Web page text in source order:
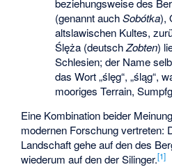
beziehungsweise des
(genannt auchSobótka),
altslawischen Kultes,
Ślęża (deutschZobten)
Schlesien; der Name
das Wort „ślęg“, „śląg“,
mooriges Terrain,
Eine Kombination beider
modernen Forschung vertreten:
Landschaft gehe auf den des
wiederum auf den der Silinger.[1]